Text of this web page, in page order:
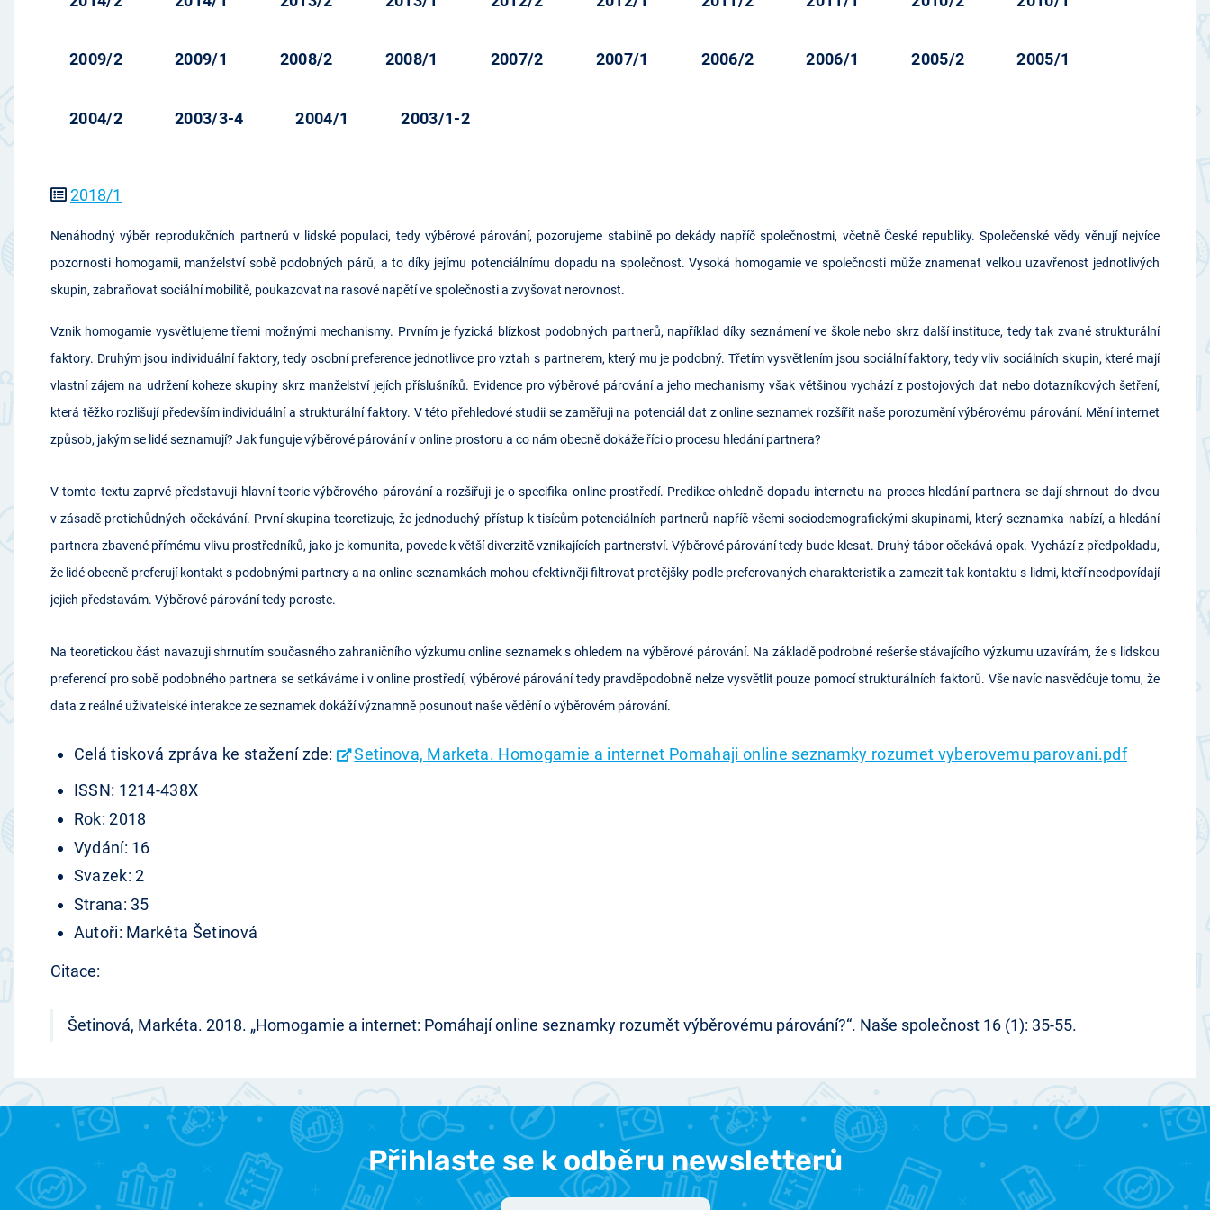
2009/2 2009/1 2008/2 2008/1 2007/2 2007/1 2006/2 2006/1 2005/2 2005/1
2004/2 2003/3-4 2004/1 2003/1-2
2018/1
Nenáhodný výběr reprodukčních partnerů v lidské populaci, tedy výběrové párování, pozorujeme stabilně po dekády napříč společnostmi, včetně České republiky. Společenské vědy věnují nejvíce
pozornosti homogamii, manželství sobě podobných párů, a to díky jejímu potenciálnímu dopadu na společnost. Vysoká homogamie ve společnosti může znamenat velkou uzavřenost jednotlivých
skupin, zabraňovat sociální mobilitě, poukazovat na rasové napětí ve společnosti a zvyšovat nerovnost.
Vznik homogamie vysvětlujeme třemi možnými mechanismy. Prvním je fyzická blízkost podobných partnerů, například díky seznámení ve škole nebo skrz další instituce, tedy tak zvané strukturální
faktory. Druhým jsou individuální faktory, tedy osobní preference jednotlivce pro vztah s partnerem, který mu je podobný. Třetím vysvětlením jsou sociální faktory, tedy vliv sociálních skupin, které mají
vlastní zájem na udržení koheze skupiny skrz manželství jejích příslušníků. Evidence pro výběrové párování a jeho mechanismy však většinou vychází z postojových dat nebo dotazníkových šetření,
která těžko rozlišují především individuální a strukturální faktory. V této přehledové studii se zaměřuji na potenciál dat z online seznamek rozšířit naše porozumění výběrovému párování. Mění internet
způsob, jakým se lidé seznamují? Jak funguje výběrové párování v online prostoru a co nám obecně dokáže říci o procesu hledání partnera?
V tomto textu zaprvé představuji hlavní teorie výběrového párování a rozšiřuji je o specifika online prostředí. Predikce ohledně dopadu internetu na proces hledání partnera se dají shrnout do dvou
v zásadě protichůdných očekávání. První skupina teoretizuje, že jednoduchý přístup k tisícům potenciálních partnerů napříč všemi sociodemografickými skupinami, který seznamka nabízí, a hledání
partnera zbavené přímému vlivu prostředníků, jako je komunita, povede k větší diverzitě vznikajících partnerství. Výběrové párování tedy bude klesat. Druhý tábor očekává opak. Vychází z předpokladu,
že lidé obecně preferují kontakt s podobnými partnery a na online seznamkách mohou efektivněji filtrovat protějšky podle preferovaných charakteristik a zamezit tak kontaktu s lidmi, kteří neodpovídají
jejich představám. Výběrové párování tedy poroste.
Na teoretickou část navazuji shrnutím současného zahraničního výzkumu online seznamek s ohledem na výběrové párování. Na základě podrobné rešerše stávajícího výzkumu uzavírám, že s lidskou
preferencí pro sobě podobného partnera se setkáváme i v online prostředí, výběrové párování tedy pravděpodobně nelze vysvětlit pouze pomocí strukturálních faktorů. Vše navíc nasvědčuje tomu, že
data z reálné uživatelské interakce ze seznamek dokáží významně posunout naše vědění o výběrovém párování.
Celá tisková zpráva ke stažení zde:
Setinova, Marketa. Homogamie a internet Pomahaji online seznamky rozumet vyberovemu parovani.pdf
ISSN: 1214-438X
Rok: 2018
Vydání: 16
Svazek: 2
Strana: 35
Autoři: Markéta Šetinová
Citace:
Šetinová, Markéta. 2018. „Homogamie a internet: Pomáhají online seznamky rozumět výběrovému párování?“. Naše společnost 16 (1): 35-55.
Přihlaste se k odběru newsletterů